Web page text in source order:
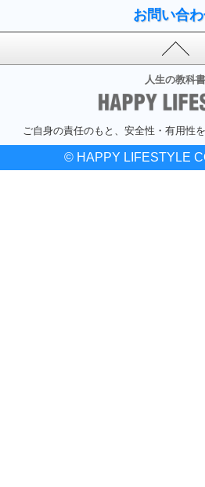
お問い合
人生の教科書
ご自身の責任のもと、安全性・有用性
© HAPPY LIFESTYLE